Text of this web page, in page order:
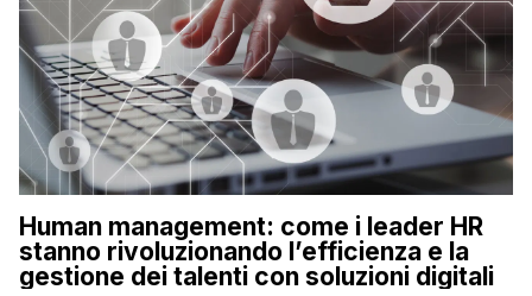
Human management: come i leader HR
stanno rivoluzionando l’efficienza e la
gestione dei talenti con soluzioni digitali